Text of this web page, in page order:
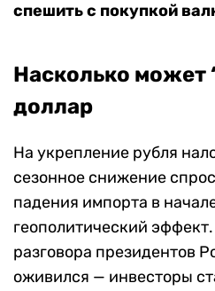
спешить с покупкой
Насколько может
доллар
На укрепление рубля
сезонное снижение
падения импорта в
геополитический
разговора президентов
оживился — инвесторы